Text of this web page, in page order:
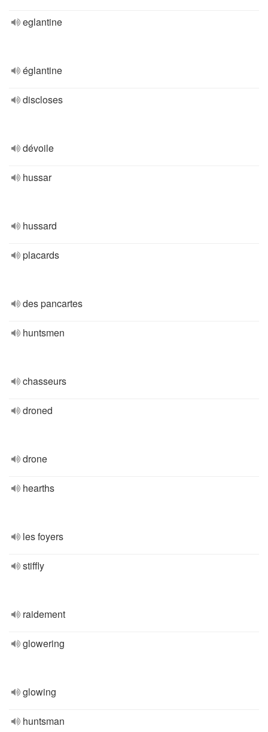
eglantine
églantine
discloses
dévoile
hussar
hussard
placards
des pancartes
huntsmen
chasseurs
droned
drone
hearths
les foyers
stiffly
raidement
glowering
glowing
huntsman